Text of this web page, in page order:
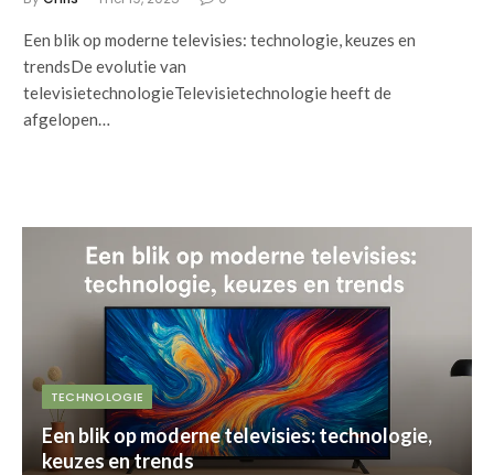
Een blik op moderne televisies: technologie, keuzes en
trendsDe evolutie van
televisietechnologieTelevisietechnologie heeft de
afgelopen…
TECHNOLOGIE
Een blik op moderne televisies: technologie,
keuzes en trends